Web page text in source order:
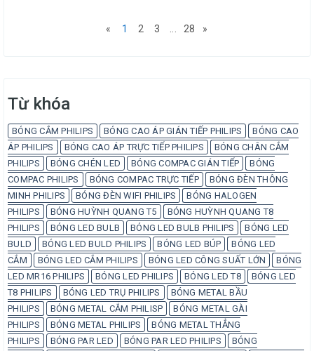
« 1 2 3 28 »
Từ khóa
BÓNG CẮM PHILIPS BÓNG CAO ÁP GIÁN TIẾP PHILIPS
BÓNG CAO
ÁP PHILIPS
BÓNG CAO ÁP TRỰC TIẾP PHILIPS
BÓNG CHÂN CẮM
PHILIPS
BÓNG CHÉN LED BÓNG COMPAC GIÁN TIẾP
BÓNG
COMPAC PHILIPS
BÓNG COMPAC TRỰC TIẾP
BÓNG ĐÈN THÔNG
MINH PHILIPS
BÓNG ĐÈN WIFI PHILIPS
BÓNG HALOGEN
PHILIPS
BÓNG HUỲNH QUANG T5
BÓNG HUỲNH QUANG T8
PHILIPS
BÓNG LED BULB BÓNG LED BULB PHILIPS
BÓNG LED
BULD
BÓNG LED BULD PHILIPS BÓNG LED BÚP
BÓNG LED
CẮM
BÓNG LED CẮM PHILIPS BÓNG LED CÔNG SUẤT LỚN
BÓNG
LED MR16 PHILIPS
BÓNG LED PHILIPS BÓNG LED T8
BÓNG LED
T8 PHILIPS
BÓNG LED TRỤ PHILIPS
BÓNG METAL BẦU
PHILIPS
BÓNG METAL CẮM PHILISP
BÓNG METAL GÀI
PHILIPS
BÓNG METAL PHILIPS
BÓNG METAL THẲNG
PHILIPS
BÓNG PAR LED BÓNG PAR LED PHILIPS
BÓNG